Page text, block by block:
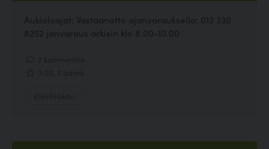
Aukioloajat: Vastaanotto ajanvarauksella: 013 330
8252 janvaraus arkisin klo 8.00-10.00